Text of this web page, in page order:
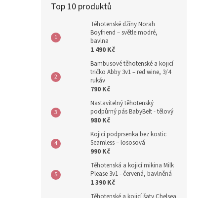
Top 10 produktů
Těhotenské džíny Norah
Boyfriend – světle modré,
bavlna
1 490 Kč
Bambusové těhotenské a kojicí
tričko Abby 3v1 – red wine, 3/4
rukáv
790 Kč
Nastavitelný těhotenský
podpůrný pás BabyBelt - tělový
980 Kč
Kojicí podprsenka bez kostic
Seamless – lososová
990 Kč
Těhotenská a kojicí mikina Milk
Please 3v1 - červená, bavlněná
1 390 Kč